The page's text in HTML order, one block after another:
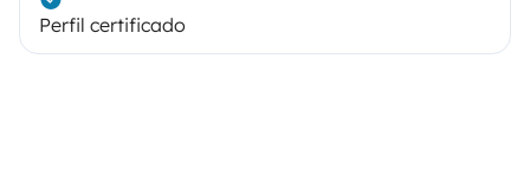
Perfil certificado